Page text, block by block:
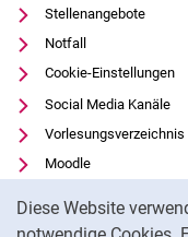
Diese Website
Stellenangebote
Notfall
Cookie-Einstellungen
Social Media Kanäle
Vorlesungsverzeichnis
Moodle